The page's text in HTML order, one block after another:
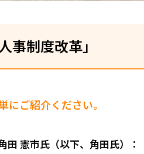
事制度改革」
にご紹介ください。
憲市氏（以下、角田氏）：